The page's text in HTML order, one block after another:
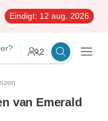
Eindigt: 12 aug. 2026
2
van Emerald